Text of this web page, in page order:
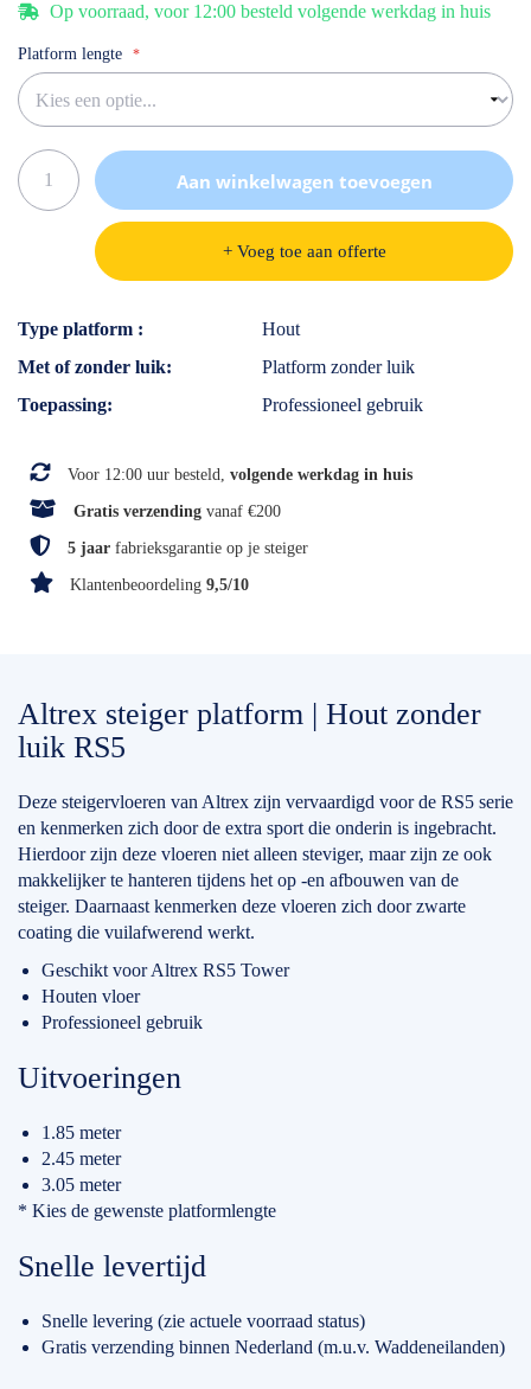
Op voorraad, voor 12:00 besteld volgende werkdag in huis
Platform lengte
Aan winkelwagen toevoegen
+ Voeg toe aan offerte
Specificaties
Type platform
Hout
Met of zonder luik
Platform zonder luik
Toepassing
Professioneel gebruik
Voor 12:00 uur besteld, volgende werkdag in huis
Gratis verzending vanaf €200
5 jaar fabrieksgarantie op je steiger
Klantenbeoordeling 9,5/10
Altrex steiger platform | Hout zonder
luik RS5
Deze steigervloeren van Altrex zijn vervaardigd voor de RS5 serie
en kenmerken zich door de extra sport die onderin is ingebracht.
Hierdoor zijn deze vloeren niet alleen steviger, maar zijn ze ook
makkelijker te hanteren tijdens het op -en afbouwen van de
steiger. Daarnaast kenmerken deze vloeren zich door zwarte
coating die vuilafwerend werkt.
Geschikt voor Altrex RS5 Tower
Houten vloer
Professioneel gebruik
Uitvoeringen
1.85 meter
2.45 meter
3.05 meter
* Kies de gewenste platformlengte
Snelle levertijd
Snelle levering (zie actuele voorraad status)
Gratis verzending binnen Nederland (m.u.v. Waddeneilanden)